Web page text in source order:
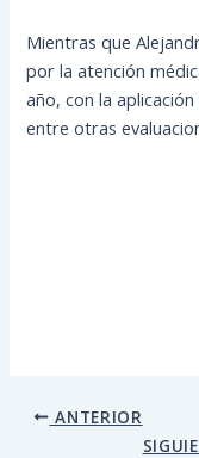
Mientras que
por la atención
año, con la
entre otras
ANTERIOR